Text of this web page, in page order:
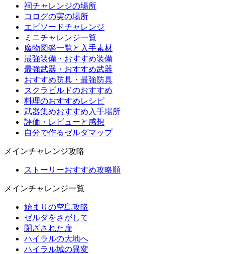
祠チャレンジの場所
コログの実の場所
エピソードチャレンジ
ミニチャレンジ一覧
魔物図鑑一覧と入手素材
最強装備・おすすめ装備
最強武器・おすすめ武器
おすすめ防具・最強防具
スクラビルドのおすすめ
料理のおすすめレシピ
武器集めおすすめ入手場所
評価・レビューと感想
自分で作るゼルダマップ
メインチャレンジ攻略
ストーリーおすすめ攻略順
メインチャレンジ一覧
始まりの空島攻略
ゼルダをさがして
閉ざされた扉
ハイラルの大地へ
ハイラル城の異変